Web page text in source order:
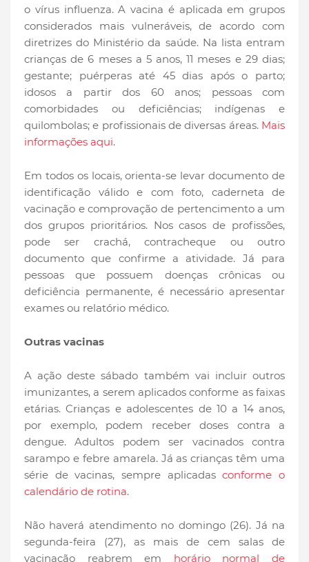
o vírus influenza. A vacina é aplicada em grupos
considerados mais vulneráveis, de acordo com
diretrizes do Ministério da saúde. Na lista entram
crianças de 6 meses a 5 anos, 11 meses e 29 dias;
gestante; puérperas até 45 dias após o parto;
idosos a partir dos 60 anos; pessoas com
comorbidades ou deficiências; indígenas e
quilombolas; e profissionais de diversas áreas. Mais
informações aqui.
Em todos os locais, orienta-se levar documento de
identificação válido e com foto, caderneta de
vacinação e comprovação de pertencimento a um
dos grupos prioritários. Nos casos de profissões,
pode ser crachá, contracheque ou outro
documento que confirme a atividade. Já para
pessoas que possuem doenças crônicas ou
deficiência permanente, é necessário apresentar
exames ou relatório médico.
Outras vacinas
A ação deste sábado também vai incluir outros
imunizantes, a serem aplicados conforme as faixas
etárias. Crianças e adolescentes de 10 a 14 anos,
por exemplo, podem receber doses contra a
dengue. Adultos podem ser vacinados contra
sarampo e febre amarela. Já as crianças têm uma
série de vacinas, sempre aplicadasconforme o
calendário de rotina.
Não haverá atendimento no domingo (26). Já na
segunda-feira (27), as mais de cem salas de
vacinação reabrem em horário normal de